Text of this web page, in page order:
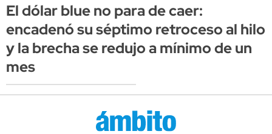
El dólar blue no para de caer:
encadenó su séptimo retroceso al hilo
y la brecha se redujo a mínimo de un
mes